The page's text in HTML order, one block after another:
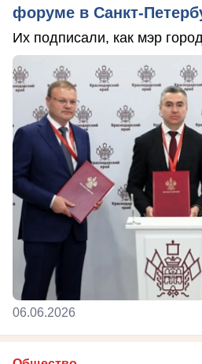
форуме в Санкт-
Их подписали, как мэр
06.06.2026